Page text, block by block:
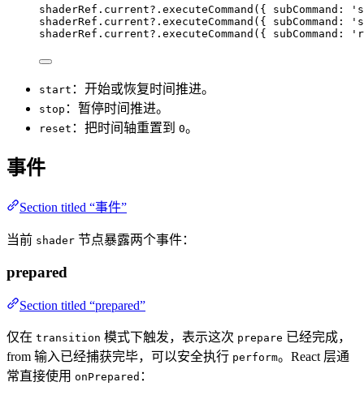
shaderRef . current?. executeCommand ({ subCommand: '
shaderRef . current?. executeCommand ({ subCommand: '
shaderRef . current?. executeCommand ({ subCommand: '
start ：开始或恢复时间推进。
stop ：暂停时间推进。
reset ：把时间轴重置到 0。
事件
Section titled “事件”
当前 shader 节点暴露两个事件：
prepared
Section titled “prepared”
仅在 transition 模式下触发，表示这次 prepare 已经完成，
from 输入已经捕获完毕，可以安全执行 perform。React 层通
常直接使用 onPrepared ：